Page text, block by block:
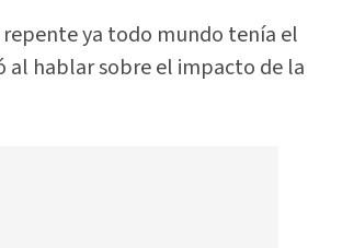
repente ya todo mundo tenía el
al hablar sobre el impacto de la